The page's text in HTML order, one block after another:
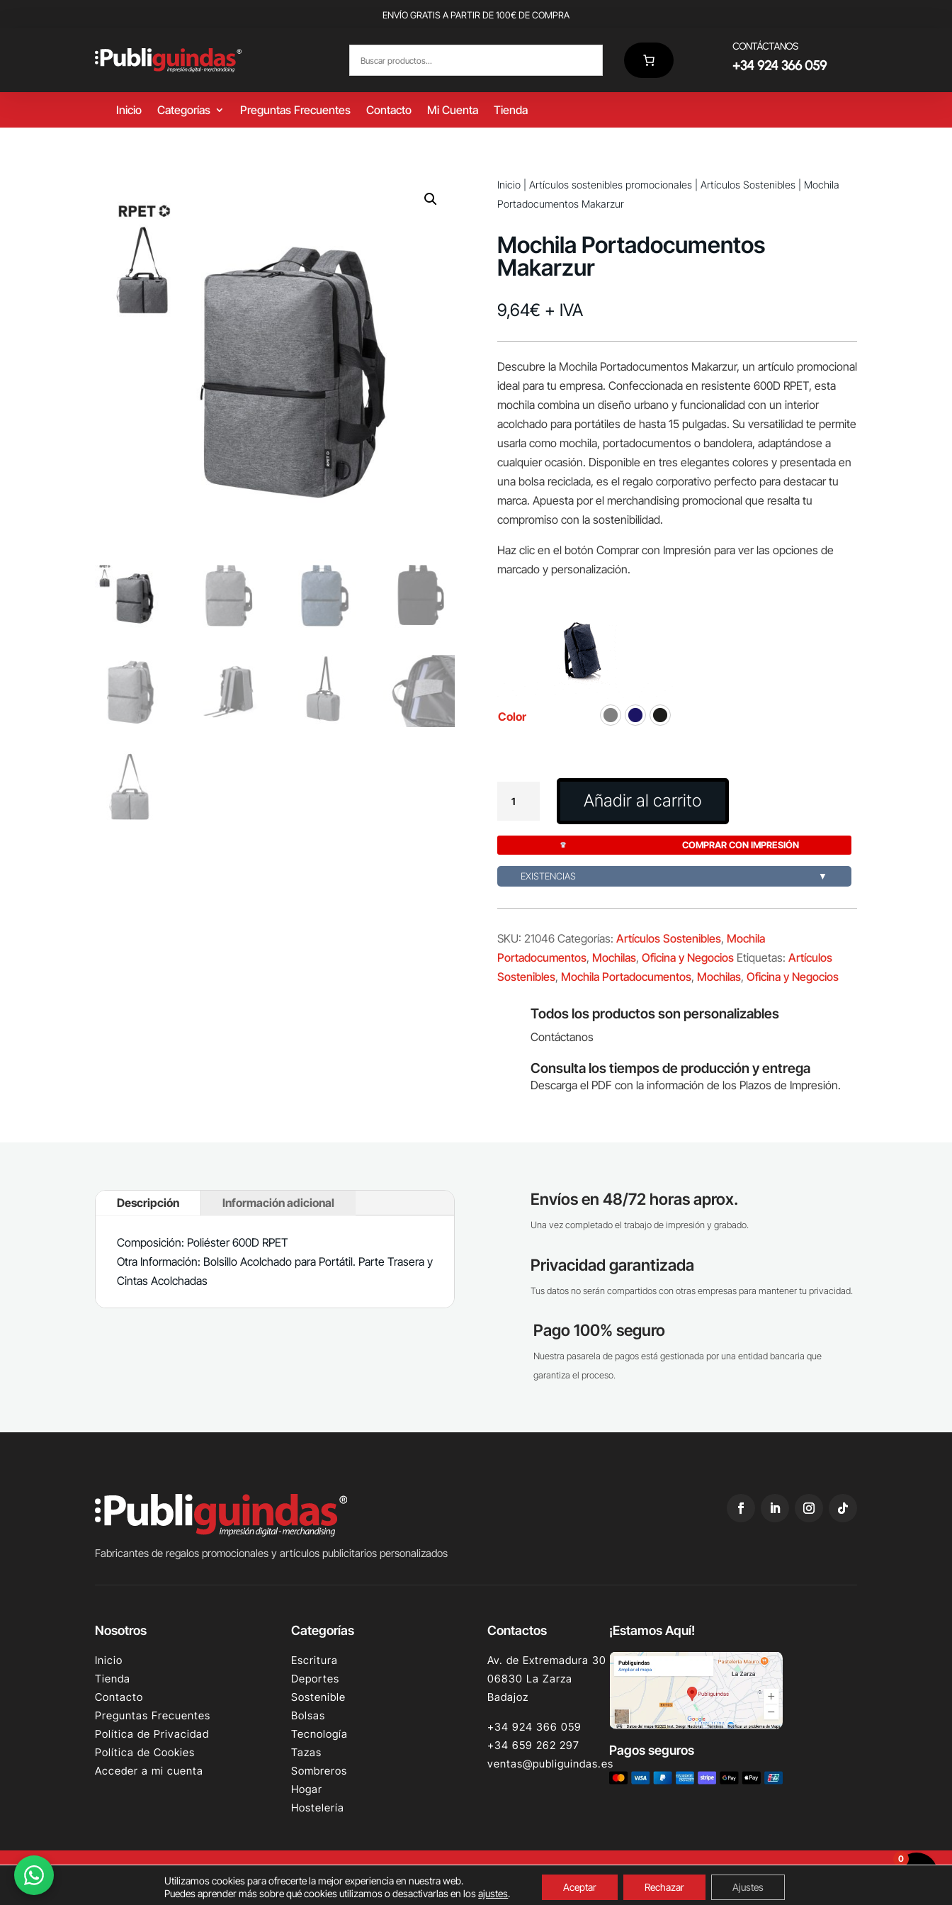
ENVÍO GRATIS A PARTIR DE 100€ DE COMPRA
CONTÁCTANOS
+34 924 366 059
Inicio Categorías Preguntas Frecuentes Contacto Mi Cuenta Tienda
Inicio| Artículos sostenibles promocionales| Artículos Sostenibles| Mochila
Portadocumentos Makarzur
Mochila Portadocumentos
Makarzur
9,64€ + IVA
Descubre la Mochila Portadocumentos Makarzur, un artículo promocional
ideal para tu empresa. Confeccionada en resistente 600D RPET, esta
mochila combina un diseño urbano y funcionalidad con un interior
acolchado para portátiles de hasta 15 pulgadas. Su versatilidad te permite
usarla como mochila, portadocumentos o bandolera, adaptándose a
cualquier ocasión. Disponible en tres elegantes colores y presentada en
una bolsa reciclada, es el regalo corporativo perfecto para destacar tu
marca. Apuesta por el merchandising promocional que resalta tu
compromiso con la sostenibilidad.
Haz clic en el botón Comprar con Impresión para ver las opciones de
marcado y personalización.
Color
PortadocumentosAñadir al carrito
COMPRAR CON IMPRESIÓN
EXISTENCIAS ▼
SKU: 21046 Categorías: Artículos Sostenibles, Mochila
Portadocumentos, Mochilas, Oficina y Negocios Etiquetas: Artículos
Sostenibles, Mochila Portadocumentos, Mochilas, Oficina y Negocios
Todos los productos son personalizables
Contáctanos
Consulta los tiempos de producción y entrega
Descarga el PDF con la información de los Plazos de Impresión.
Descripción Información adicional
Composición: Poliéster 600D RPET
Otra Información: Bolsillo Acolchado para Portátil. Parte Trasera y
Cintas Acolchadas
Envíos en 48/72 horas aprox.
Una vez completado el trabajo de impresión y grabado.
Privacidad garantizada
Tus datos no serán compartidos con otras empresas para mantener tu privacidad.
Pago 100% seguro
Nuestra pasarela de pagos está gestionada por una entidad bancaria que
garantiza el proceso.
Fabricantes de regalos promocionales y artículos publicitarios personalizados
Nosotros
Inicio
Tienda
Contacto
Preguntas Frecuentes
Política de Privacidad
Política de Cookies
Acceder a mi cuenta
Categorías
Escritura
Deportes
Sostenible
Bolsas
Tecnología
Tazas
Sombreros
Hogar
Hostelería
Contactos
Av. de Extremadura 30
06830 La Zarza
Badajoz
+34 924 366 059
+34 659 262 297
ventas@publiguindas.es
¡Estamos Aquí!
Pagos seguros
© Copyright Publiguindas 2025.
Utilizamos cookies para ofrecerte la mejor experiencia en nuestra web.
Puedes aprender más sobre qué cookies utilizamos o desactivarlas en losajustes.
Aceptar Rechazar Ajustes
0